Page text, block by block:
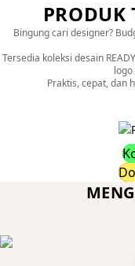
PRODUK
Bingung cari designer?
Tersedia koleksi desain
Praktis, cepat, dan